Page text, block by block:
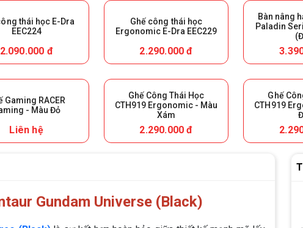
thái học E-Dra
EEC224
2.090.000 đ
Ghế công thái học
Ergonomic E-Dra EEC229
2.290.000 đ
Bàn nâng
Paladin
Gaming RACER
- Màu Đỏ
Liên hệ
Ghế Công Thái Học
CTH919 Ergonomic - Màu
Xám
2.290.000 đ
Ghế
CTH919
Gundam Universe (Black)